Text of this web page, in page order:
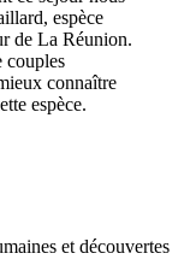
espèce
de La Réunion.
couples
connaître
espèce.
et découvertes